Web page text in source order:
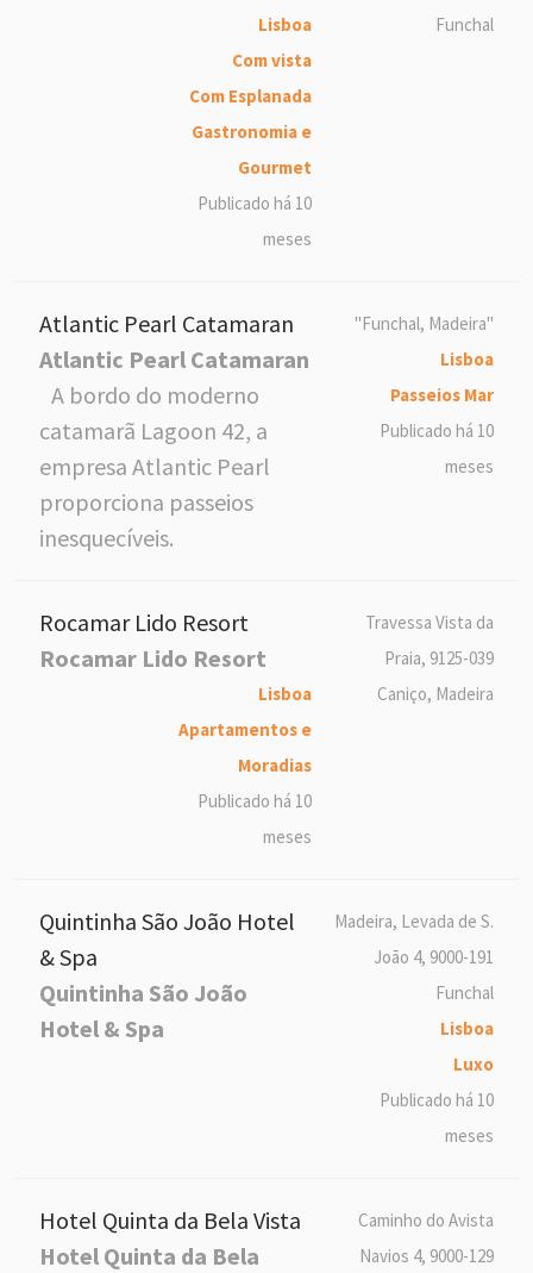
Funchal
Lisboa
Com vista
Com Esplanada
Gastronomia e
Gourmet
Publicado há 10
meses
Atlantic Pearl Catamaran
Atlantic Pearl Catamaran
A bordo do moderno
catamarã Lagoon 42, a
empresa Atlantic Pearl
proporciona passeios
inesquecíveis.
"Funchal, Madeira"
Lisboa
Passeios Mar
Publicado há 10
meses
Rocamar Lido Resort
Rocamar Lido Resort
Travessa Vista da
Praia, 9125-039
Caniço, Madeira
Lisboa
Apartamentos e
Moradias
Publicado há 10
meses
Quintinha São João Hotel
& Spa
Quintinha São João
Hotel & Spa
Madeira, Levada de S.
João 4, 9000-191
Funchal
Lisboa
Luxo
Publicado há 10
meses
Hotel Quinta da Bela Vista
Hotel Quinta da Bela
Caminho do Avista
Navios 4, 9000-129